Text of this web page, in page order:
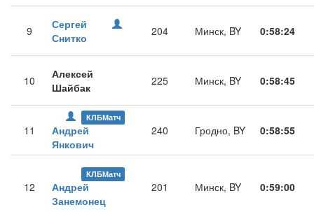
9
Сергей
Снитко
204 Минск, BY 0:58:24
10
Алексей
Шайбак
225 Минск, BY 0:58:45
11
КЛБМатч
Андрей
Янкович
240 Гродно, BY 0:58:55
12
КЛБМатч
Андрей
Занемонец
201 Минск, BY 0:59:00